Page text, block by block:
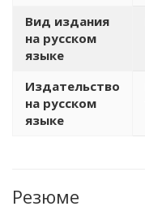
Вид издания
на русском
языке
Издательство
на русском
языке
Резюме